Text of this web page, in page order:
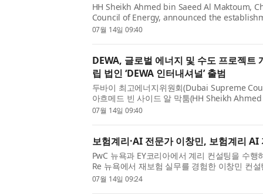
HH Sheikh Ahmed bin Saeed Al Maktoum,
Council of Energy, announced the
wholly owned independent subsidiary of
07월 14일 09:40
DEWA, 글로벌 에너지 및 수도 프로젝트
립 법인 ‘DEWA 인터내셔널’ 출범
두바이 최고에너지위원회(Dubai Supreme
아흐메드 빈 사이드 알 막툼(HH Sheikh
이전기수도청(Dubai Electricity and Water
07월 14일 09:40
보험계리·AI 전문가 이창민, 보험계리 AI
PwC 뉴욕과 EY코리아에서 계리 컨설팅을 수
Re 뉴욕에서 재보험 실무를 경험한 이창민 컨
문 서비스 ‘계리AI코리아’를 출범했다고 밝혔
07월 14일 09:24